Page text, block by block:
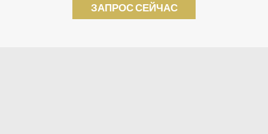
ЗАПРОС СЕЙЧАС